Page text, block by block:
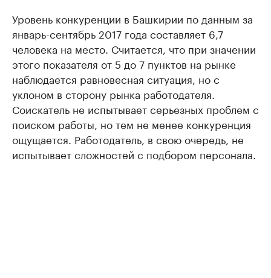
Уровень конкуренции в Башкирии по данным за
январь-сентябрь 2017 года составляет 6,7
человека на место. Считается, что при значении
этого показателя от 5 до 7 пунктов на рынке
наблюдается равновесная ситуация, но с
уклоном в сторону рынка работодателя.
Соискатель не испытывает серьезных проблем с
поиском работы, но тем не менее конкуренция
ощущается. Работодатель, в свою очередь, не
испытывает сложностей с подбором персонала.